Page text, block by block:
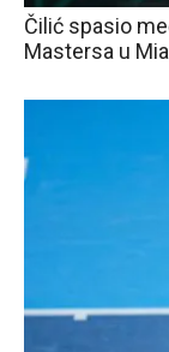
Čilić spasio
Mastersa u